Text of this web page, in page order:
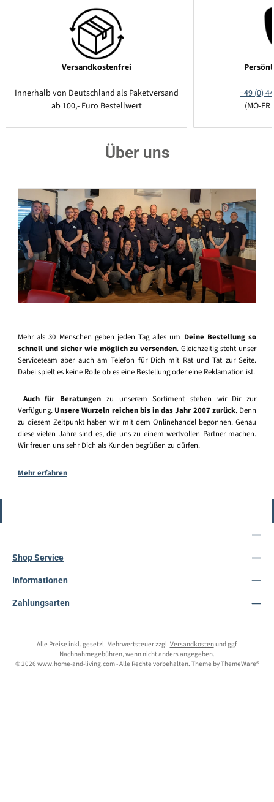
Versandkostenfrei
Innerhalb von Deutschland als Paketversand
ab 100,- Euro Bestellwert
+49 (0)
(MO-
Über uns
Mehr als 30 Menschen geben jeden Tag alles um Deine Bestellung so
schnell und sicher wie möglich zu versenden. Gleichzeitig steht unser
Serviceteam aber auch am Telefon für Dich mit Rat und Tat zur Seite.
Dabei spielt es keine Rolle ob es eine Bestellung oder eine Reklamation ist.
Auch für Beratungen zu unserem Sortiment stehen wir Dir zur
Verfügung. Unsere Wurzeln reichen bis in das Jahr 2007 zurück. Denn
zu diesem Zeitpunkt haben wir mit dem Onlinehandel begonnen. Genau
diese vielen Jahre sind es, die uns zu einem wertvollen Partner machen.
Wir freuen uns sehr Dich als Kunden begrüßen zu dürfen.
Mehr erfahren
Shop Service
Informationen
Zahlungsarten
Alle Preise inkl. gesetzl. Mehrwertsteuer zzgl. Versandkostenund ggf.
Nachnahmegebühren, wenn nicht anders angegeben.
© 2026 www.home-and-living.com - Alle Rechte vorbehalten. Theme byThemeWare®